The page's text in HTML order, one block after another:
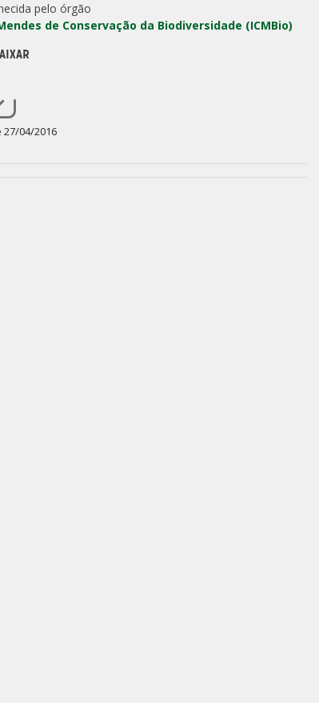
pelo órgão
de Conservação da Biodiversidade (ICMBio)
27/04/2016